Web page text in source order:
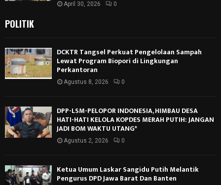
April 30, 2026 0
POLITIK
DCKTR Tangsel Perkuat Pengelolaan Sampah
Lewat Program Biopori di Lingkungan
Perkantoran
Agustus 8, 2026 0
DPP-LSM-PELOPOR INDONESIA, HIMBAU DESA
HATI-HATI KELOLA KOPDES MERAH PUTIH: JANGAN
JADI BOM WAKTU UTANG*
Agustus 2, 2026 0
Ketua Umum Laskar Sangidu Putih Melantik
Pengurus DPD Jawa Barat Dan Banten